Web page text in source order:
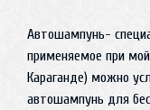
Автошампунь-
применяемое при
Караганде) можно
автошампунь для